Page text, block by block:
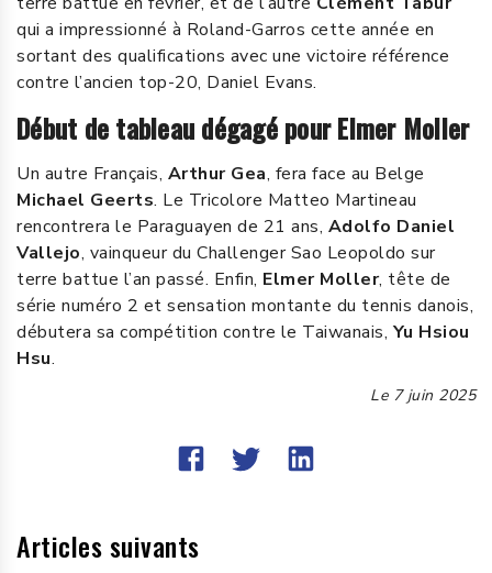
qui a impressionné à Roland-Garros cette année en
sortant des qualifications avec une victoire référence
contre l’ancien top-20, Daniel Evans.
Début de tableau dégagé pour Elmer Moller
Un autre Français, Arthur Gea, fera face au Belge
Michael Geerts. Le Tricolore Matteo Martineau
rencontrera le Paraguayen de 21 ans, Adolfo Daniel
Vallejo, vainqueur du Challenger Sao Leopoldo sur
terre battue l’an passé. Enfin, Elmer Moller, tête de
série numéro 2 et sensation montante du tennis danois,
débutera sa compétition contre le Taiwanais, Yu Hsiou
Hsu.
Le 7 juin 2025
Articles suivants